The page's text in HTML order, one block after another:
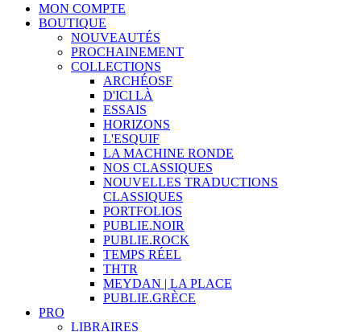
MON COMPTE
BOUTIQUE
NOUVEAUTÉS
PROCHAINEMENT
COLLECTIONS
ARCHÉOSF
D'ICI LÀ
ESSAIS
HORIZONS
L'ESQUIF
LA MACHINE RONDE
NOS CLASSIQUES
NOUVELLES TRADUCTIONS
CLASSIQUES
PORTFOLIOS
PUBLIE.NOIR
PUBLIE.ROCK
TEMPS RÉEL
THTR
MEYDAN | LA PLACE
PUBLIE.GRÈCE
PRO
LIBRAIRES